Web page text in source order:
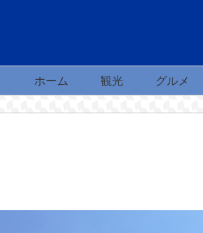
ホーム 観光 グルメ